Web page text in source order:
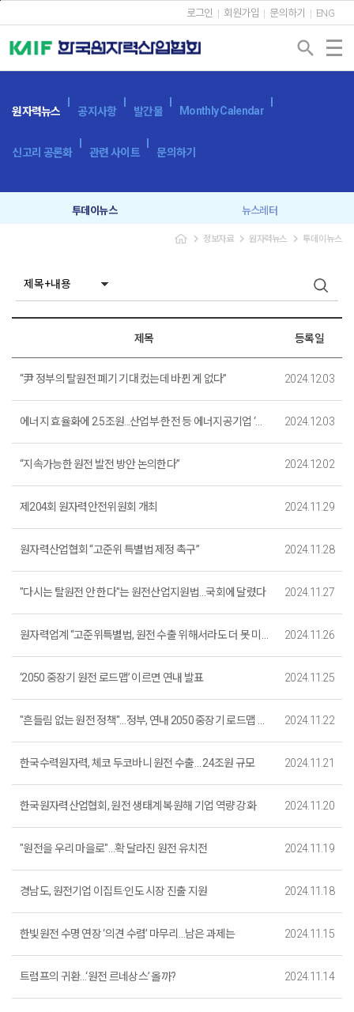
로그인 회원가입 문의하기 ENG
search
원자력뉴스 공지사항 발간물 Monthly Calendar
신고리 공론화 관련 사이트 문의하기
투데이뉴스 뉴스레터
navigate_next 정보자료 navigate_next원자력뉴스 navigate_next 투데이뉴스
제목 등록일
“尹 정부의 탈원전 폐기 기대 컸는데 바뀐 게 없다” 2024.12.03
에너지 효율화에 2.5조원...산업부·한전 등 에너지공기업 ‘맞손’ 2024.12.03
“지속가능한 원전 발전 방안 논의한다” 2024.12.02
제204회 원자력안전위원회 개최 2024.11.29
원자력산업협회 “고준위 특별법 제정 촉구” 2024.11.28
"다시는 탈원전 안 한다"는 원전산업지원법…국회에 달렸다 2024.11.27
원자력업계 “고준위특별법, 원전 수출 위해서라도 더 못 미뤄” 2024.11.26
‘2050 중장기 원전 로드맵’ 이르면 연내 발표 2024.11.25
"흔들림 없는 원전 정책"…정부, 연내 2050 중장기 로드맵 발표 2024.11.22
한국수력원자력, 체코 두코바니 원전 수출… 24조원 규모 2024.11.21
한국원자력산업협회, 원전 생태계 복원해 기업 역량 강화 2024.11.20
"원전을 우리 마을로"…확 달라진 원전 유치전 2024.11.19
경남도, 원전기업 이집트·인도 시장 진출 지원 2024.11.18
한빛원전 수명 연장 ‘의견 수렴’ 마무리…남은 과제는 2024.11.15
트럼프의 귀환…‘원전 르네상스’ 올까? 2024.11.14